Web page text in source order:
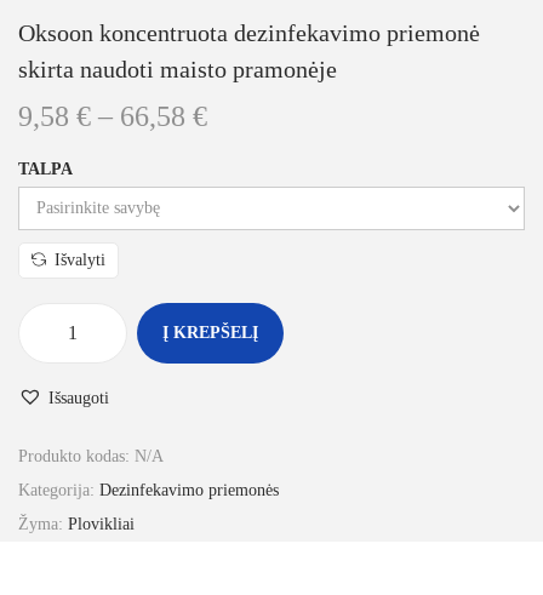
Oksoon koncentruota dezinfekavimo priemonė
skirta naudoti maisto pramonėje
9,58 € – 66,58 €
TALPA
Išvalyti
Į KREPŠELĮ
Išsaugoti
Produkto kodas: N/A
Kategorija: Dezinfekavimo priemonės
Žyma: Plovikliai